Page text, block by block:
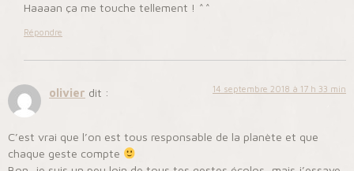
Haaaan ça me touche tellement ! ^^
Répondre
olivier dit : 14 septembre 2018 à 17 h 33 min
C’est vrai que l’on est tous responsable de la planète et que
chaque geste compte